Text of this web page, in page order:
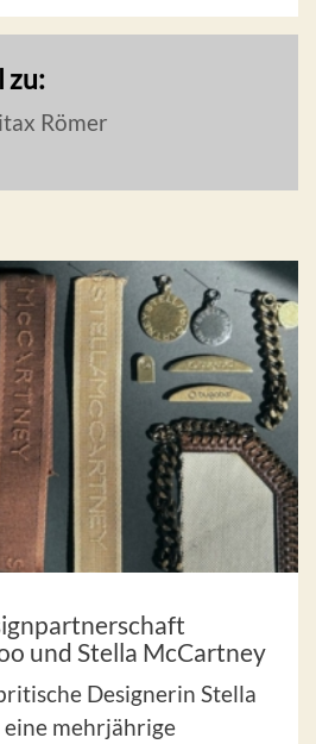
zu:
Römer
und Stella McCartney
Designerin Stella
mehrjährige